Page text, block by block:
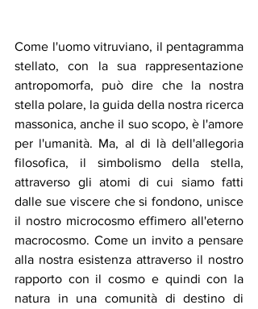
Come l'uomo vitruviano, il pentagramma
stellato, con la sua rappresentazione
antropomorfa, può dire che la nostra
stella polare, la guida della nostra ricerca
massonica, anche il suo scopo, è l'amore
per l'umanità. Ma, al di là dell'allegoria
filosofica, il simbolismo della stella,
attraverso gli atomi di cui siamo fatti
dalle sue viscere che si fondono, unisce
il nostro microcosmo effimero all'eterno
macrocosmo. Come un invito a pensare
alla nostra esistenza attraverso il nostro
rapporto con il cosmo e quindi con la
natura in una comunità di destino di